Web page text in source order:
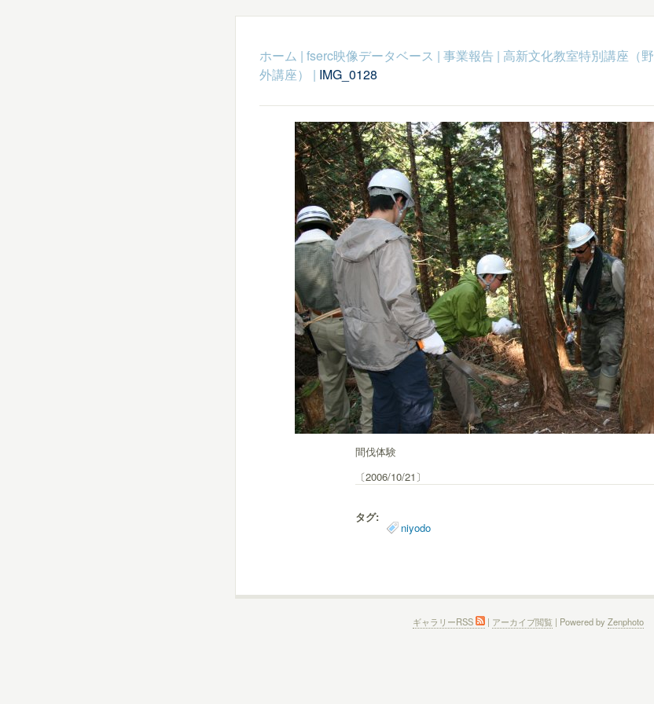
ホーム | fserc映像データベース | 事業報告 | 高新文化教室特別講座（野
外講座）
| IMG_0128
間伐体験
〔2006/10/21〕
タグ:
niyodo
ギャラリーRSS | アーカイブ閲覧 | Powered by Zenphoto